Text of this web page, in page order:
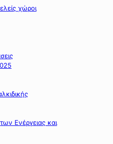
χώροι
Ενέργειας και